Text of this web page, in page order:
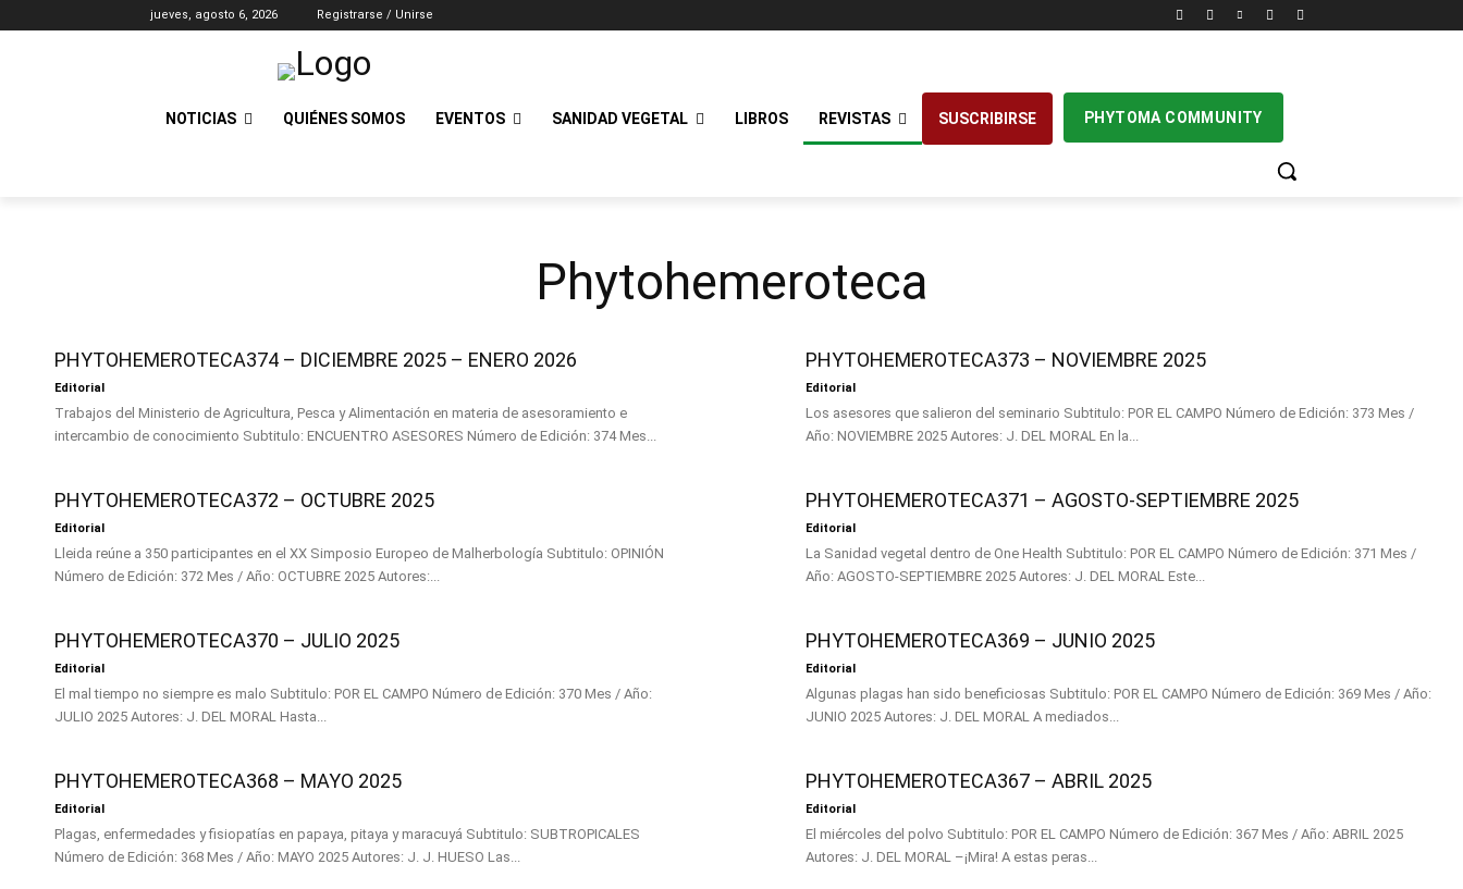
jueves, agosto 6, 2026 Registrarse / Unirse
NOTICIAS QUIÉNES SOMOS EVENTOS SANIDAD VEGETAL LIBROS REVISTAS SUSCRIBIRSE PHYTOMA COMMUNITY
Phytohemeroteca
PHYTOHEMEROTECA374 – DICIEMBRE 2025 – ENERO 2026
Editorial
Trabajos del Ministerio de Agricultura, Pesca y Alimentación en materia de asesoramiento e
intercambio de conocimiento Subtitulo: ENCUENTRO ASESORES Número de Edición: 374 Mes...
PHYTOHEMEROTECA373 – NOVIEMBRE 2025
Editorial
Los asesores que salieron del seminario Subtitulo: POR EL CAMPO Número de Edición: 373 Mes /
Año: NOVIEMBRE 2025 Autores: J. DEL MORAL En la...
PHYTOHEMEROTECA372 – OCTUBRE 2025
Editorial
Lleida reúne a 350 participantes en el XX Simposio Europeo de Malherbología Subtitulo: OPINIÓN
Número de Edición: 372 Mes / Año: OCTUBRE 2025 Autores:...
PHYTOHEMEROTECA371 – AGOSTO-SEPTIEMBRE 2025
Editorial
La Sanidad vegetal dentro de One Health Subtitulo: POR EL CAMPO Número de Edición: 371 Mes /
Año: AGOSTO-SEPTIEMBRE 2025 Autores: J. DEL MORAL Este...
PHYTOHEMEROTECA370 – JULIO 2025
Editorial
El mal tiempo no siempre es malo Subtitulo: POR EL CAMPO Número de Edición: 370 Mes / Año:
JULIO 2025 Autores: J. DEL MORAL Hasta...
PHYTOHEMEROTECA369 – JUNIO 2025
Editorial
Algunas plagas han sido beneficiosas Subtitulo: POR EL CAMPO Número de Edición: 369 Mes / Año:
JUNIO 2025 Autores: J. DEL MORAL A mediados...
PHYTOHEMEROTECA368 – MAYO 2025
Editorial
Plagas, enfermedades y fisiopatías en papaya, pitaya y maracuyá Subtitulo: SUBTROPICALES
Número de Edición: 368 Mes / Año: MAYO 2025 Autores: J. J. HUESO Las...
PHYTOHEMEROTECA367 – ABRIL 2025
Editorial
El miércoles del polvo Subtitulo: POR EL CAMPO Número de Edición: 367 Mes / Año: ABRIL 2025
Autores: J. DEL MORAL –¡Mira! A estas peras...